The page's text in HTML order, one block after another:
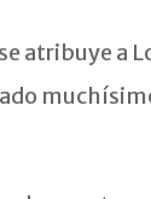
atribuye a